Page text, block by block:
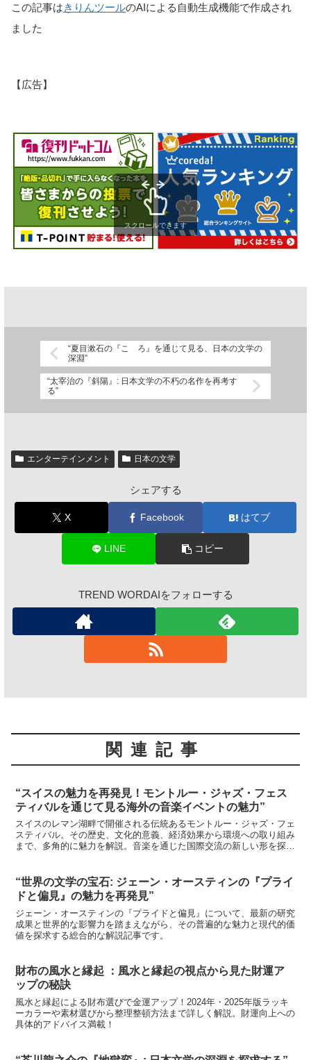
この記事はきりんツールのAIによる自動生成機能で作成され
ました
【広告】
スクロールできます
“夏目漱石の『こゝろ』を通じて見る、日本の文学の
深淵”
“太宰治の『斜陽』: 日本文学の不朽の名作を再考す
る”
エンターテインメント 日本の文学
シェアする
X Facebook はてブ
LINE コピー
TREND WORDAIをフォローする
関連記事
“スイスの魅力を再発見！モントルー・ジャズ・フェス
ティバルを通じて見る海外の音楽イベントの魅力”
スイスのレマン湖畔で開催される伝統あるモントルー・ジャズ・フェ
スティバル。その歴史、文化的意義、経済効果から環境への取り組み
まで、多角的に魅力を解説。音楽を通じた国際交流の新しい形を探り
“世界の文学の宝石: ジェーン・オースティンの『プライ
ドと偏見』の魅力を再発見”
ジェーン・オースティンの『プライドと偏見』について、最新の研究
成果と世界的な影響力を踏まえながら、その普遍的な魅力と現代的価
値を探求する総合的な解説記事です。
財布の風水と縁起 ：風水と縁起の視点から見た財運ア
ップの秘訣
風水と縁起による財布選びで金運アップ！2024年・2025年版ラッキ
ーカラーや素材選びから整理整頓方法まで詳しく解説。財運向上への
具体的アドバイス満載！